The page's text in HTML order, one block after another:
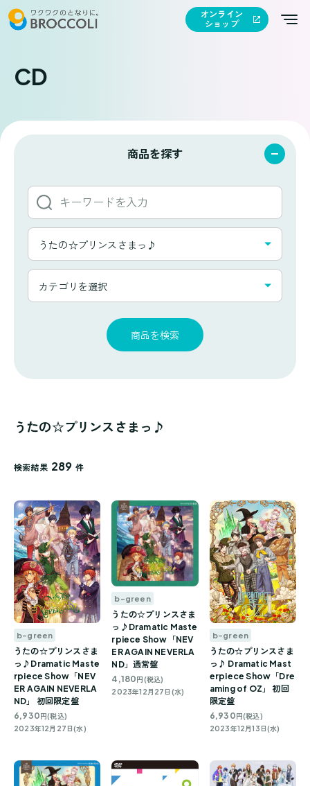
オンライン
ショップ
CD
商品を探す
キ
ワ
ド
か
タ
ト
一
うたの☆プリンスさまっ♪
カ
カテゴリを選択
商品を検索
うたの☆プリンスさまっ♪
検索結果 289 件
b-green
うたの☆プリンスさま
っ♪Dramatic Maste
rpiece Show「NEV
ER AGAIN NEVERLA
ND」 初回限定盤
6,930 円(税込)
2023年12月27日(水)
b-green
うたの☆プリンスさま
っ♪Dramatic Maste
rpiece Show「NEV
ER AGAIN NEVERLA
ND」通常盤
4,180円(税込)
2023年12月27日(水)
b-green
うたの☆プリンスさま
っ♪ Dramatic Mast
erpiece Show「Dre
aming of OZ」 初回
限定盤
6,930 円(税込)
2023年12月13日(水)